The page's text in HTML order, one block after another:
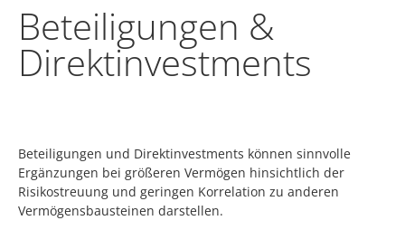
Beteiligungen &
Direktinvestments
Beteiligungen und Direktinvestments können sinnvolle
Ergänzungen bei größeren Vermögen hinsichtlich der
Risikostreuung und geringen Korrelation zu anderen
Vermögensbausteinen darstellen.